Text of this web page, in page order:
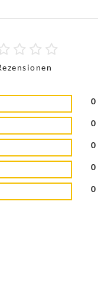
0
0
0
0
0